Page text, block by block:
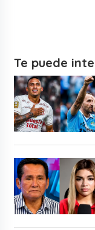
Te puede